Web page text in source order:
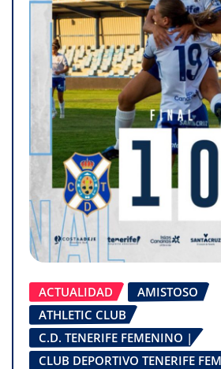
ACTUALIDAD
AMISTOSO
ATHLETIC CLUB
C.D. TENERIFE FEMENINO |
CLUB DEPORTIVO TENERIFE